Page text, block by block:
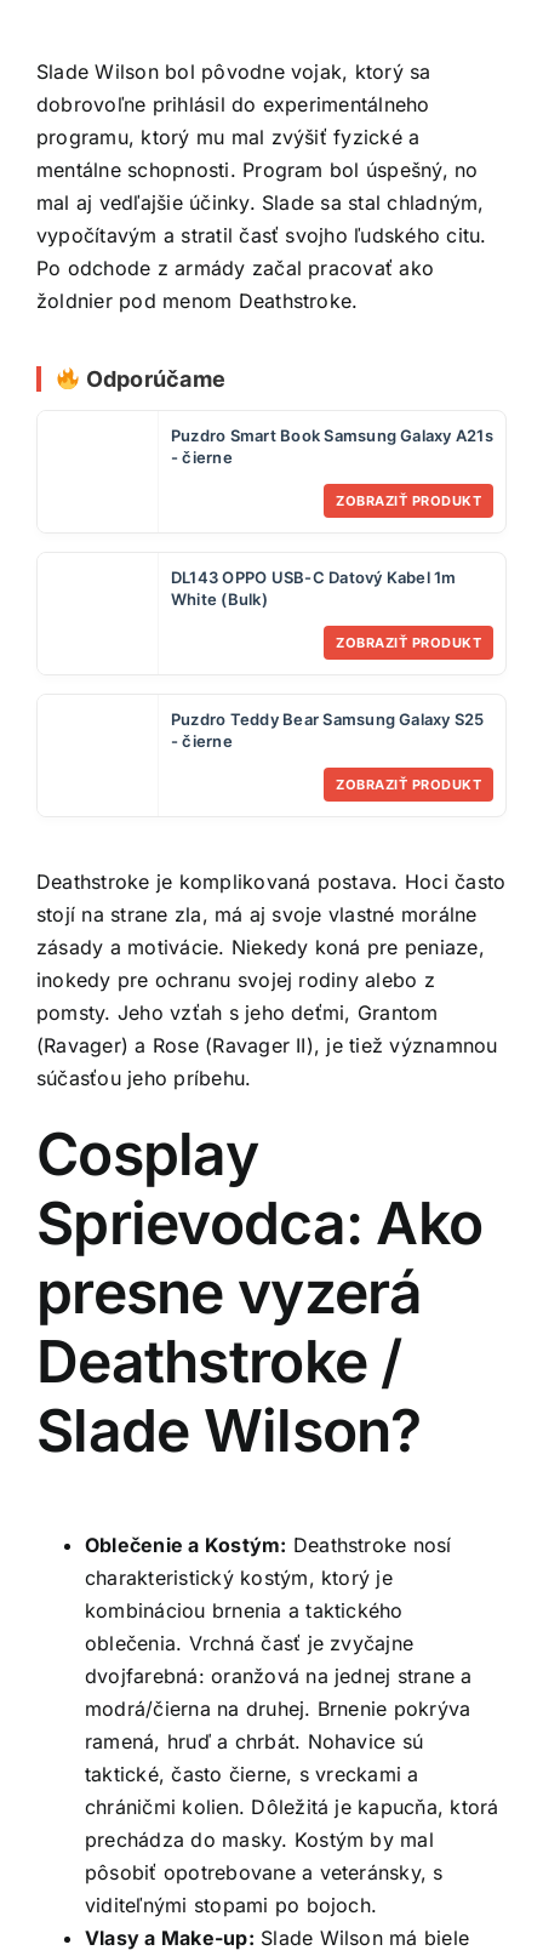
Slade Wilson bol pôvodne vojak, ktorý sa
dobrovoľne prihlásil do experimentálneho
programu, ktorý mu mal zvýšiť fyzické a
mentálne schopnosti. Program bol úspešný, no
mal aj vedľajšie účinky. Slade sa stal chladným,
vypočítavým a stratil časť svojho ľudského citu.
Po odchode z armády začal pracovať ako
žoldnier pod menom Deathstroke.
Odporúčame
Puzdro Smart Book Samsung Galaxy A21s
- čierne
ZOBRAZIŤ PRODUKT
DL143 OPPO USB-C Datový Kabel 1m
White (Bulk)
ZOBRAZIŤ PRODUKT
Puzdro Teddy Bear Samsung Galaxy S25
- čierne
ZOBRAZIŤ PRODUKT
Deathstroke je komplikovaná postava. Hoci často
stojí na strane zla, má aj svoje vlastné morálne
zásady a motivácie. Niekedy koná pre peniaze,
inokedy pre ochranu svojej rodiny alebo z
pomsty. Jeho vzťah s jeho deťmi, Grantom
(Ravager) a Rose (Ravager II), je tiež významnou
súčasťou jeho príbehu.
Cosplay
Sprievodca: Ako
presne vyzerá
Deathstroke /
Slade Wilson?
Oblečenie a Kostým: Deathstroke nosí
charakteristický kostým, ktorý je
kombináciou brnenia a taktického
oblečenia. Vrchná časť je zvyčajne
dvojfarebná: oranžová na jednej strane a
modrá/čierna na druhej. Brnenie pokrýva
ramená, hruď a chrbát. Nohavice sú
taktické, často čierne, s vreckami a
chráničmi kolien. Dôležitá je kapucňa, ktorá
prechádza do masky. Kostým by mal
pôsobiť opotrebovane a veteránsky, s
viditeľnými stopami po bojoch.
Vlasy a Make-up: Slade Wilson má biele